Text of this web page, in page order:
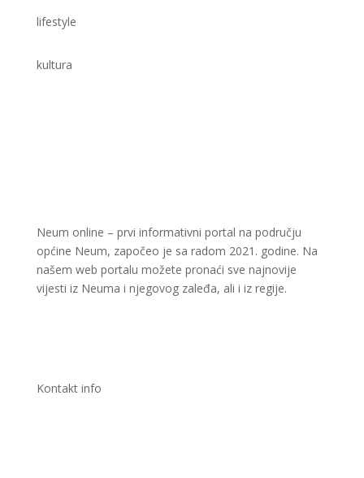
lifestyle
kultura
Neum online – prvi informativni portal na području
općine Neum, započeo je sa radom 2021. godine. Na
našem web portalu možete pronaći sve najnovije
vijesti iz Neuma i njegovog zaleđa, ali i iz regije.
Kontakt info